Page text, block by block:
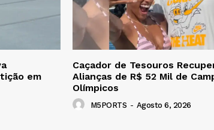
em
Caçador de Tesouros
Alianças de R$ 52 Mil de
Olímpicos
M5PORTS - Agosto 6, 2026